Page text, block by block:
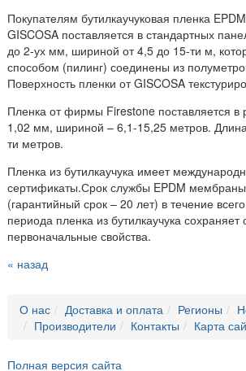
Покупателям бутилкаучуковая пленка
GISCOSA поставляется в стандартных
до 2-ух мм, шириной от 4,5 до 15-ти м,
способом (пилинг) соединены из
Поверхность пленки от GISCOSA
Пленка от фирмы Firestone поставляется в
1,02 мм, шириной – 6,1-15,25 метров.
ти метров.
Пленка из бутилкаучука имеет
сертификаты.Срок службы EPDM
(гарантийный срок – 20 лет) в течение
периода пленка из бутилкаучука сохраняет
первоначальные свойства.
« назад
О нас Доставка и оплата Регионы
Производители
Контакты Карта
Полная версия сайта